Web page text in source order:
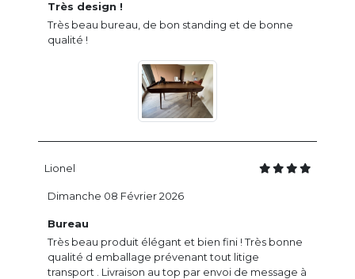
Très design !
Très beau bureau, de bon standing et de bonne
qualité !
Lionel
Bureau
Très beau produit élégant et bien fini ! Très bonne
qualité d emballage prévenant tout litige
transport . Livraison au top par envoi de message à
Dimanche 08 Février 2026